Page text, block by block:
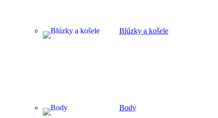
Blúzky a košele
Body